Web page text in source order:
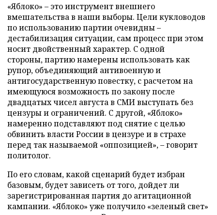
«Яблоко» – это инструмент внешнего
вмешательства в наши выборы. Цели кукловодов
по использованию партии очевидны –
дестабилизация ситуации, сам процесс при этом
носит двойственный характер. С одной
стороны, партию намерены использовать как
рупор, объединяющий антивоенную и
антигосударственную повестку, с расчетом на
имеющуюся возможность по закону после
двадцатых чисел августа в СМИ выступать без
цензуры и ограничений. С другой, «Яблоко»
намеренно подставляют под снятие с целью
обвинить власти России в цензуре и в страхе
перед так называемой «оппозицией», – говорит
политолог.
По его словам, какой сценарий будет избран
базовым, будет зависеть от того, дойдет ли
зарегистрированная партия до агитационной
кампании. «Яблоко» уже получило «зеленый свет»